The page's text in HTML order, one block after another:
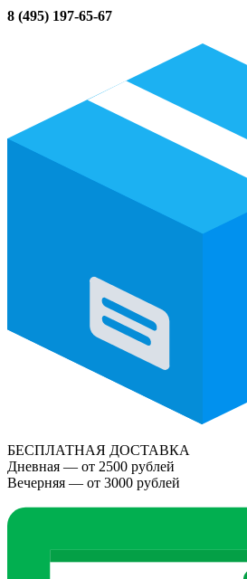
8 (495) 197-65-67
БЕСПЛАТНАЯ ДОСТАВКА
Дневная — от 2500 рублей
Вечерняя — от 3000 рублей